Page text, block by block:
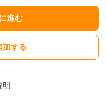
進む
加する
明